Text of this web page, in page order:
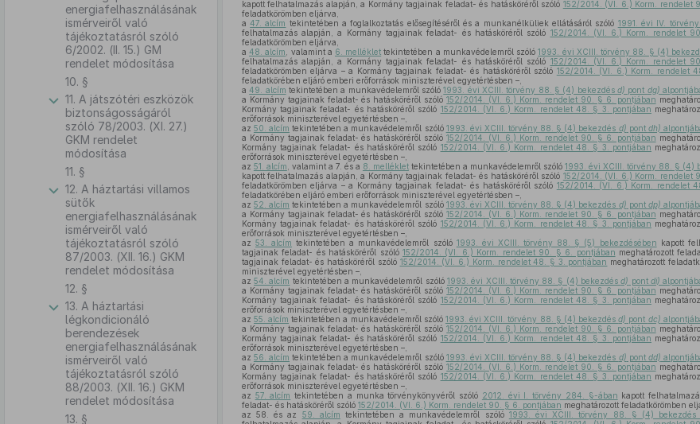
energiafelhasználásának
ismérveiről való
tájékoztatásról szóló
6/2002. (II. 15.) GM
rendelet módosítása
10. §
11. A játszótéri eszközök
biztonságosságáról
szóló 78/2003. (XI. 27.)
GKM rendelet
módosítása
11. §
12. A háztartási villamos
sütők
energiafelhasználásának
ismérveiről való
tájékoztatásról szóló
87/2003. (XII. 16.) GKM
rendelet módosítása
12. §
13. A háztartási
légkondicionáló
berendezések
energiafelhasználásának
ismérveiről való
tájékoztatásról szóló
88/2003. (XII. 16.) GKM
rendelet módosítása
13. §
kapott felhatalmazás alapján, a Kormány tagjainak feladat- és hatásköréről szóló 152/2014. (VI. 6.) Korm. rendelet
feladatkörömben eljárva,
a47. alcím tekintetében a foglalkoztatás elősegítéséről és a munkanélküliek ellátásáról szóló 1991. évi IV.
felhatalmazás alapján, a Kormány tagjainak feladat- és hatásköréről szóló 152/2014. (VI. 6.) Korm. rendelet
feladatkörömben eljárva,
a48. alcím , valamint a 6. melléklet tekintetében a munkavédelemről szóló1993. évi XCIII. törvény 88. § (4)
felhatalmazás alapján, a Kormány tagjainak feladat- és hatásköréről szóló 152/2014. (VI. 6.) Korm. rendelet
feladatkörömben eljárva – a Kormány tagjainak feladat- és hatásköréről szóló 152/2014. (VI. 6.) Korm. rendelet
feladatkörében eljáró emberi erőforrások miniszterével egyetértésben –,
a49. alcím tekintetében a munkavédelemről szóló1993. évi XCIII. törvény 88. § (4) bekezdésd) pont dg)
a Kormány tagjainak feladat- és hatásköréről szóló152/2014. (VI. 6.) Korm. rendelet 90. § 6. pontjában
Kormány tagjainak feladat- és hatásköréről szóló 152/2014. (VI. 6.) Korm. rendelet 48. § 3. pontjában
erőforrások miniszterével egyetértésben –,
az 50. alcím tekintetében a munkavédelemről szóló 1993. évi XCIII. törvény 88. § (4) bekezdés d) pont dh)
a Kormány tagjainak feladat- és hatásköréről szóló152/2014. (VI. 6.) Korm. rendelet 90. § 6. pontjában
Kormány tagjainak feladat- és hatásköréről szóló 152/2014. (VI. 6.) Korm. rendelet 48. § 3. pontjában
erőforrások miniszterével egyetértésben –,
az 51. alcím , valamint a 7. és a 8. melléklettekintetében a munkavédelemről szóló1993. évi XCIII. törvény 88. § (4)
kapott felhatalmazás alapján, a Kormány tagjainak feladat- és hatásköréről szóló 152/2014. (VI. 6.) Korm. rendelet
feladatkörömben eljárva – a Kormány tagjainak feladat- és hatásköréről szóló 152/2014. (VI. 6.) Korm. rendelet
feladatkörében eljáró emberi erőforrások miniszterével egyetértésben –,
az 52. alcím tekintetében a munkavédelemről szóló 1993. évi XCIII. törvény 88. § (4) bekezdés d) pont dp)
a Kormány tagjainak feladat- és hatásköréről szóló152/2014. (VI. 6.) Korm. rendelet 90. § 6. pontjában
Kormány tagjainak feladat- és hatásköréről szóló 152/2014. (VI. 6.) Korm. rendelet 48. § 3. pontjában
erőforrások miniszterével egyetértésben –,
az 53. alcím tekintetében a munkavédelemről szóló 1993. évi XCIII. törvény 88. § (5) bekezdésében kapott
tagjainak feladat- és hatásköréről szóló152/2014. (VI. 6.) Korm. rendelet 90. § 6. pontjában meghatározott
tagjainak feladat- és hatásköréről szóló 152/2014. (VI. 6.) Korm. rendelet 48. § 3. pontjában meghatározott
miniszterével egyetértésben –,
az54. alcím tekintetében a munkavédelemről szóló 1993. évi XCIII. törvény 88. § (4) bekezdésd) pont di)
a Kormány tagjainak feladat- és hatásköréről szóló152/2014. (VI. 6.) Korm. rendelet 90. § 6. pontjában
Kormány tagjainak feladat- és hatásköréről szóló 152/2014. (VI. 6.) Korm. rendelet 48. § 3. pontjában
erőforrások miniszterével egyetértésben –,
az 55. alcím tekintetében a munkavédelemről szóló 1993. évi XCIII. törvény 88. § (4) bekezdésd) pont dc)
a Kormány tagjainak feladat- és hatásköréről szóló152/2014. (VI. 6.) Korm. rendelet 90. § 6. pontjában
Kormány tagjainak feladat- és hatásköréről szóló 152/2014. (VI. 6.) Korm. rendelet 48. § 3. pontjában
erőforrások miniszterével egyetértésben –,
az 56. alcím tekintetében a munkavédelemről szóló 1993. évi XCIII. törvény 88. § (4) bekezdés d) pont dd)
a Kormány tagjainak feladat- és hatásköréről szóló152/2014. (VI. 6.) Korm. rendelet 90. § 6. pontjában
Kormány tagjainak feladat- és hatásköréről szóló 152/2014. (VI. 6.) Korm. rendelet 48. § 3. pontjában
erőforrások miniszterével egyetértésben –,
az 57. alcím tekintetében a munka törvénykönyvéről szóló 2012. évi I. törvény 284. §-ában kapott
feladat- és hatásköréről szóló 152/2014. (VI. 6.) Korm. rendelet 90. § 6. pontjában meghatározott feladatkörömben
az 58. és az 59. alcím tekintetében a munkavédelemről szóló 1993. évi XCIII. törvény 88. § (4)